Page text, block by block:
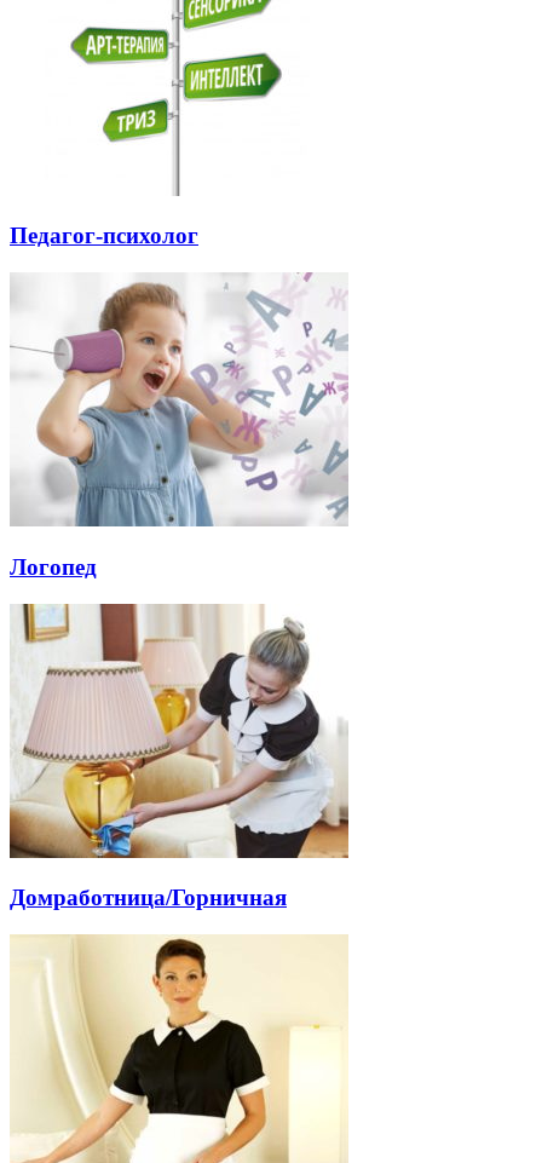
Педагог-психолог
Логопед
Домработница/Горничная